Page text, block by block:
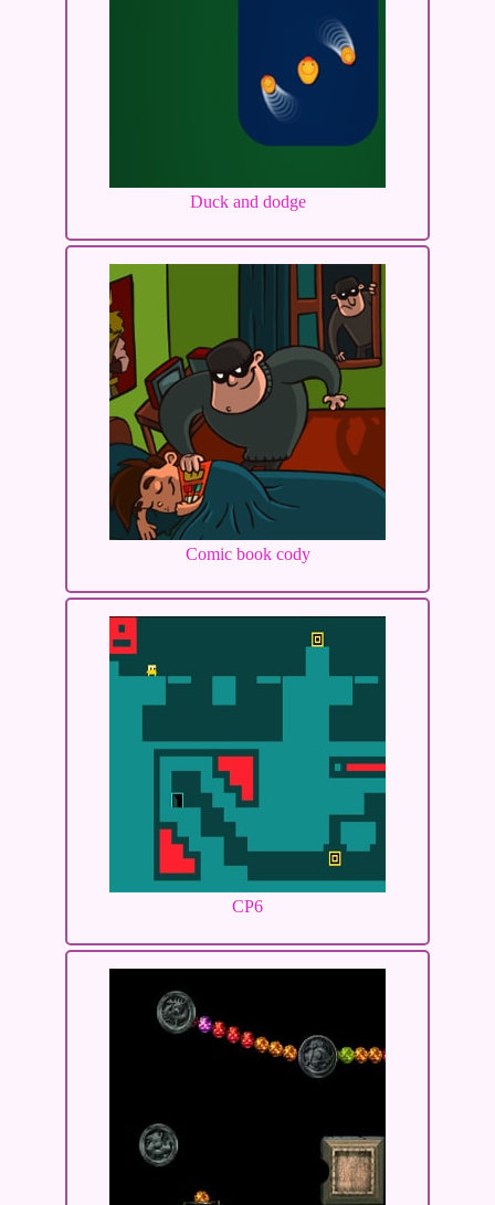
Duck and dodge
Comic book cody
CP6